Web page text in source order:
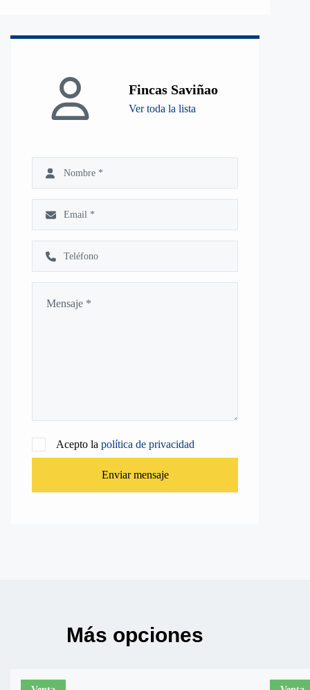
Fincas Saviñao
Ver toda la lista
Acepto la política de privacidad
Enviar mensaje
Más opciones